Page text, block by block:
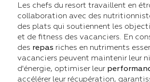
Les chefs du resort travaillent en
collaboration avec des
des plats qui soutiennent les
et de fitness des vacanciers. En
des repas riches en nutriments
vacanciers peuvent maintenir leur
d'énergie, optimiser leur
accélérer leur récupération,